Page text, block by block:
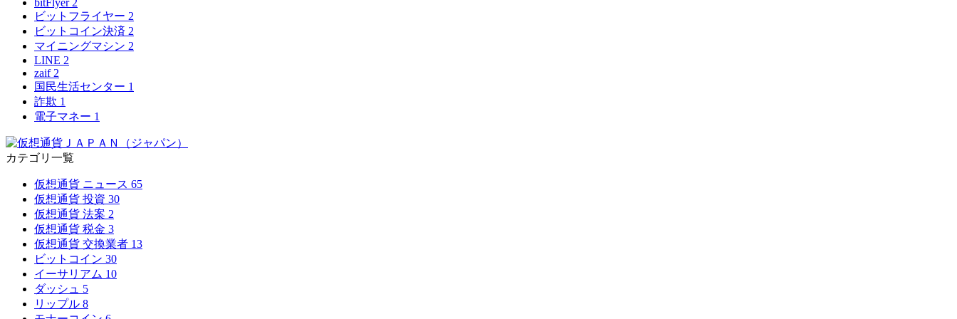
ビットフライヤー 2
ビットコイン決済 2
マイニングマシン 2
LINE 2
zaif 2
国民生活センター 1
詐欺 1
電子マネー 1
カテゴリ一覧
仮想通貨 ニュース 65
仮想通貨 投資 30
仮想通貨 法案 2
仮想通貨 税金 3
仮想通貨 交換業者 13
ビットコイン 30
イーサリアム 10
ダッシュ 5
リップル 8